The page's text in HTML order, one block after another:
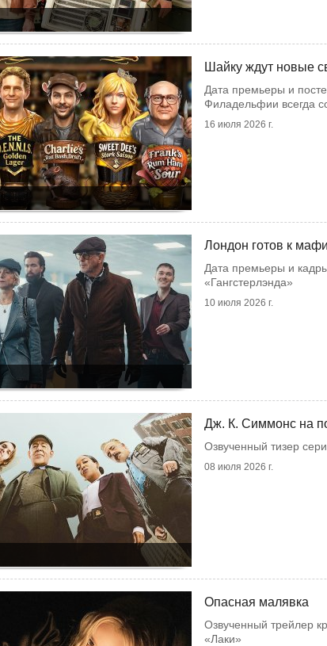
Шайку ждут новые
Дата премьеры и
Филадельфии всегда
16 июля 2026 г.
Лондон готов к
Дата премьеры и
«Гангстерлэнда»
10 июля 2026 г.
Дж. К. Симмонс на
Озвученный тизер
08 июля 2026 г.
Опасная малявка
Озвученный трейлер
«Лаки»